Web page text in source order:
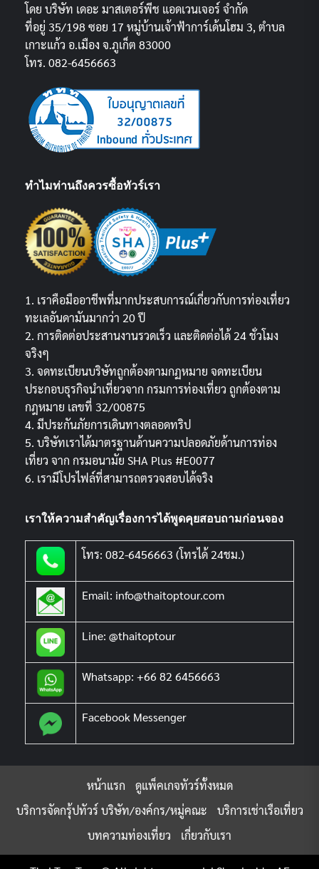
โดย บริษัท เดอะ มาสเตอร์พีช แอดเวนเจอร์ จำกัด
ที่อยู่ 35/198 ซอย 17 หมู่บ้านเจ้าฟ้าการ์เด้นโฮม 3, ตำบล
เกาะแก้ว อ.เมือง จ.ภูเก็ต 83000
โทร. 082-6456663
ทำไมท่านถึงควรซื้อทัวร์เรา
1. เราคือมืออาชีพที่มากประสบการณ์เกี่ยวกับการท่องเที่ยว
ทะเลอันดามันมากว่า 20 ปี
2. การติดต่อประสานงานรวดเร็ว และติดต่อได้ 24 ชั่วโมง
จริงๆ
3. จดทะเบียนบริษัทถูกต้องตามกฏหมาย จดทะเบียน
ประกอบธุรกิจนำเที่ยวจาก กรมการท่องเที่ยว ถูกต้องตาม
กฎหมาย เลขที่ 32/00875
4. มีประกันภัยการเดินทางตลอดทริป
5. บริษัทเราได้มาตรฐานด้านความปลอดภัยด้านการท่อง
เที่ยว จาก กรมอนามัย SHA Plus #E0077
6. เรามีโปรไฟล์ที่สามารถตรวจสอบได้จริง
เราให้ความสำคัญเรื่องการได้พูดคุยสอบถามก่อนจอง
โทร: 082-6456663 (โทรได้ 24ชม.)
Email: info@thaitoptour.com
Line: @thaitoptour
Whatsapp: +66 82 6456663
Facebook Messenger
หน้าแรก
ดูแพ็คเกจทัวร์ทั้งหมด
บริการจัดกรุ้ปทัวร์ บริษัท/องค์กร/หมู่คณะ
บริการเช่าเรือเที่ยว
บทความท่องเที่ยว
เกี่ยวกับเรา